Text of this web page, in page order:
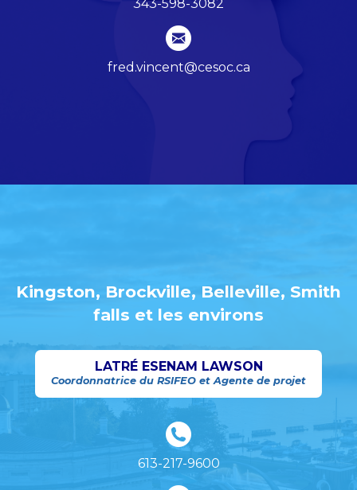
343-598-3082
fred.vincent@cesoc.ca
Kingston, Brockville, Belleville, Smith
falls et les environs
LATRÉ ESENAM LAWSON
Coordonnatrice du RSIFEO et Agente de projet
613-217-9600